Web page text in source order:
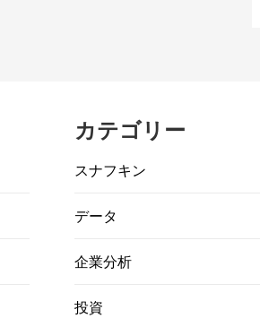
カテゴリー
スナフキン
データ
企業分析
投資